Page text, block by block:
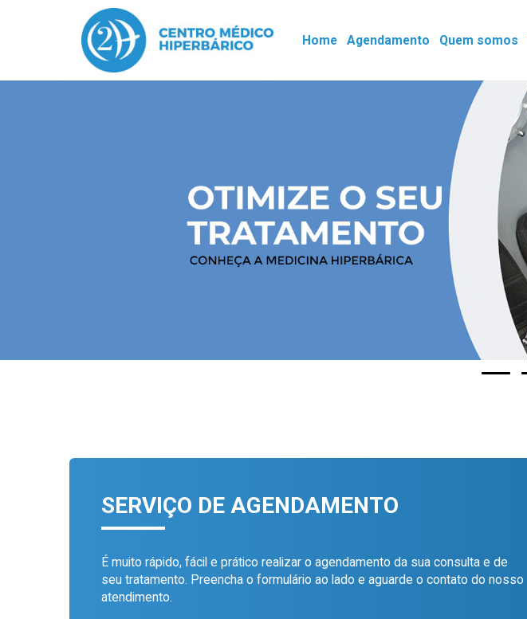
Home Agendamento Quem somos
SERVIÇO DE AGENDAMENTO
É muito rápido, fácil e prático realizar o agendamento da sua consulta e de
seu tratamento. Preencha o formulário ao lado e aguarde o contato do nosso
atendimento.